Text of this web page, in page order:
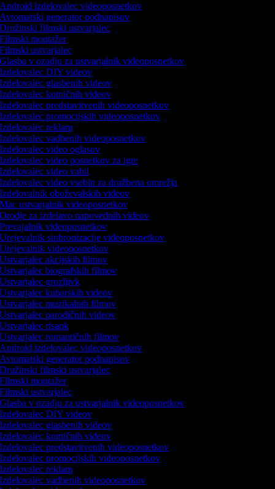
izdelovalec videoposnetkov
generator podnapisov
filmski ustvarjalec
montažer
ustvarjalec
v ozadju za ustvarjalnik videoposnetkov
DIY videov
glasbenih videov
komičnih videov
predstavitvenih videoposnetkov
promocijskih videoposnetkov
reklam
vadbenih videoposnetkov
video oglasov
video posnetkov za igre
video vabil
video vsebin za družbena omrežja
oboževalskih videov
ustvarjalnik videoposnetkov
za izdelavo napovednih videov
videoposnetkov
sinhronizacije videoposnetkov
videoposnetkov
akcijskih filmov
biografskih filmov
grozljivk
kuharskih videov
muzikalnih filmov
parodičnih videov
risank
romantičnih filmov
izdelovalec videoposnetkov
generator podnapisov
filmski ustvarjalec
montažer
ustvarjalec
v ozadju za ustvarjalnik videoposnetkov
DIY videov
glasbenih videov
komičnih videov
predstavitvenih videoposnetkov
promocijskih videoposnetkov
reklam
vadbenih videoposnetkov